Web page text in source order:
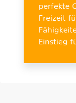
perfekte
Freizeit
Einstieg